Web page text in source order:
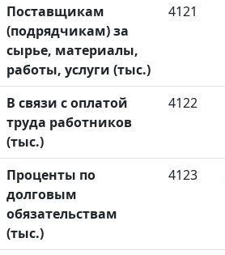
Поставщикам
(подрядчикам) за
сырье, материалы,
работы, услуги (тыс.)
4121
В связи с оплатой
труда работников
(тыс.)
4122
Проценты по
долговым
обязательствам
(тыс.)
4123